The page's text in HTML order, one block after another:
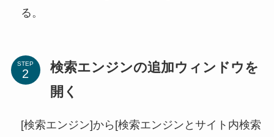
る。
STEP
検索エンジンの追加ウィンドウを
開く
[検索エンジン]から[検索エンジンとサイト内検索